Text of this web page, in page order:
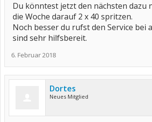
Du könntest jetzt den nächsten dazu
die Woche darauf 2 x 40 spritzen.
Noch besser du rufst den Service bei
sind sehr hilfsbereit.
6. Februar 2018
Dortes
Neues Mitglied